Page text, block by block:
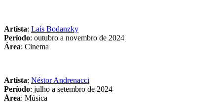
Artista: Laís Bodanzky
Período: outubro a novembro de 2024
Área: Cinema
Artista: Néstor Andrenacci
Período: julho a setembro de 2024
Área: Música